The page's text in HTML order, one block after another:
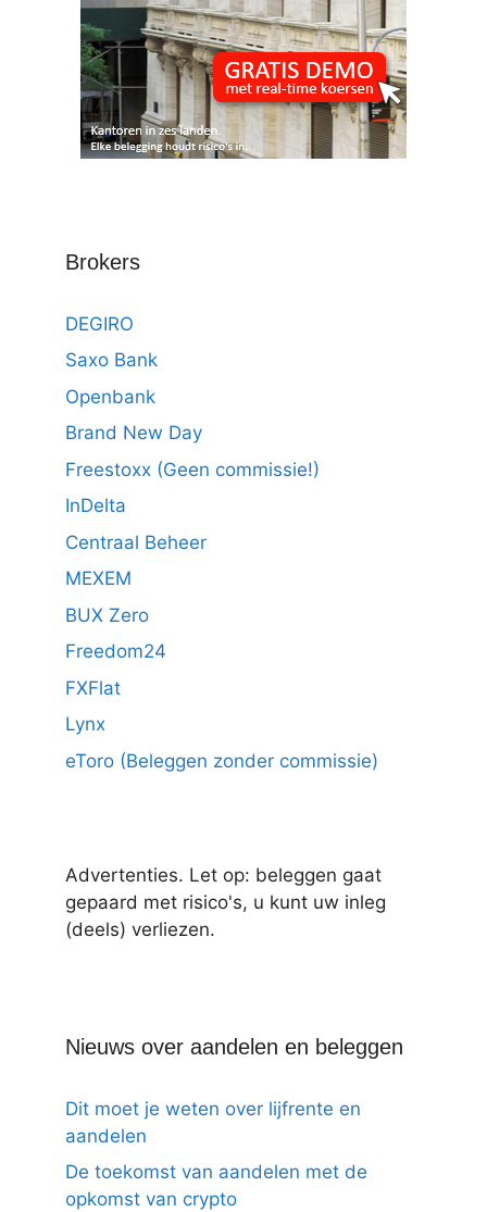
Brokers
DEGIRO
Saxo Bank
Openbank
Brand New Day
Freestoxx (Geen commissie!)
InDelta
Centraal Beheer
MEXEM
BUX Zero
Freedom24
FXFlat
Lynx
eToro (Beleggen zonder commissie)
Advertenties. Let op: beleggen gaat
gepaard met risico's, u kunt uw inleg
(deels) verliezen.
Nieuws over aandelen en beleggen
Dit moet je weten over lijfrente en
aandelen
De toekomst van aandelen met de
opkomst van crypto